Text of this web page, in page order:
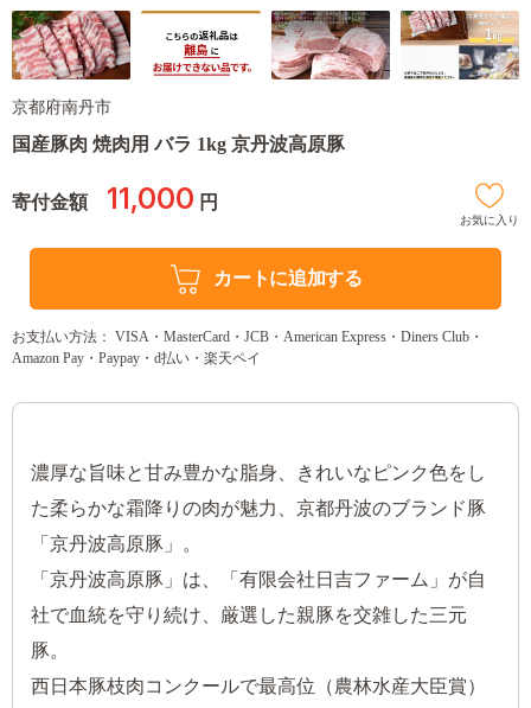
京都府南丹市
国産豚肉 焼肉用 バラ 1kg 京丹波高原豚
寄付金額 11,000 円
お気に入り
カートに追加する
お支払い方法： VISA・MasterCard・JCB・American Express・Diners Club・
Amazon Pay・Paypay・d払い・楽天ペイ
濃厚な旨味と甘み豊かな脂身、きれいなピンク色をし
た柔らかな霜降りの肉が魅力、京都丹波のブランド豚
「京丹波高原豚」。
「京丹波高原豚」は、「有限会社日吉ファーム」が自
社で血統を守り続け、厳選した親豚を交雑した三元
豚。
西日本豚枝肉コンクールで最高位（農林水産大臣賞）